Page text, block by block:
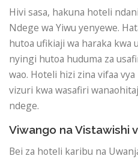
Hivi sasa, hakuna hoteli
Ndege wa Yiwu yenyewe.
hutoa ufikiaji wa haraka kwa
nyingi hutoa huduma za
wao. Hoteli hizi zina vifaa
vizuri kwa wasafiri
ndege.
Viwango na Vistawishi
Bei za hoteli karibu na